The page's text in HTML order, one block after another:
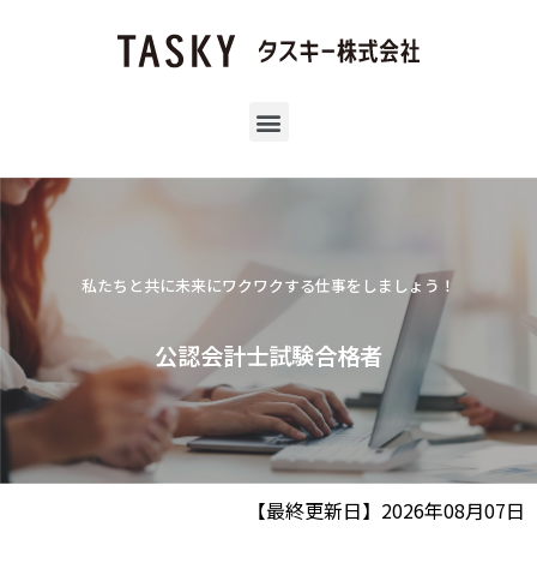
私たちと共に未来にワクワクする仕事をしましょう！
公認会計士試験合格者
【最終更新日】2026年08月07日